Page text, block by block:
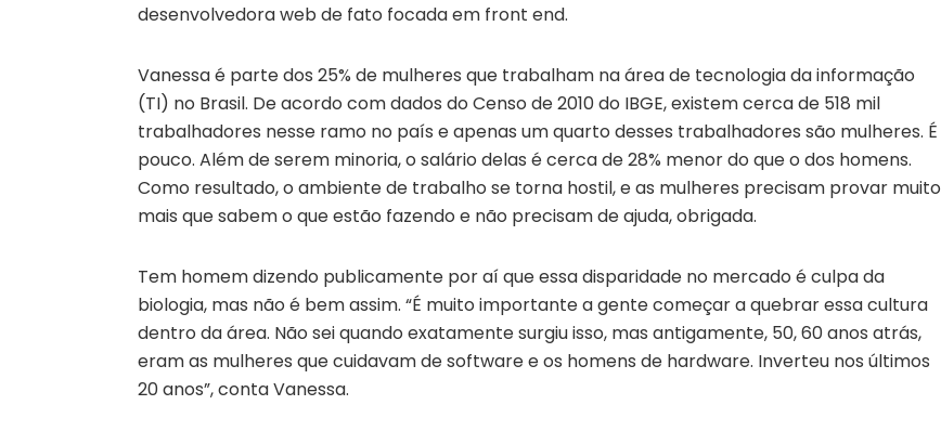
desenvolvedora web de fato focada em front end.
Vanessa é parte dos 25% de mulheres que trabalham na área de tecnologia da informação
(TI) no Brasil. De acordo com dados do Censo de 2010 do IBGE, existem cerca de 518 mil
trabalhadores nesse ramo no país e apenas um quarto desses trabalhadores são mulheres. É
pouco. Além de serem minoria, o salário delas é cerca de 28% menor do que o dos homens.
Como resultado, o ambiente de trabalho se torna hostil, e as mulheres precisam provar muito
mais que sabem o que estão fazendo e não precisam de ajuda, obrigada.
Tem homem dizendo publicamente por aí que essa disparidade no mercado é culpa da
biologia, mas não é bem assim. “É muito importante a gente começar a quebrar essa cultura
dentro da área. Não sei quando exatamente surgiu isso, mas antigamente, 50, 60 anos atrás,
eram as mulheres que cuidavam de software e os homens de hardware. Inverteu nos últimos
20 anos”, conta Vanessa.